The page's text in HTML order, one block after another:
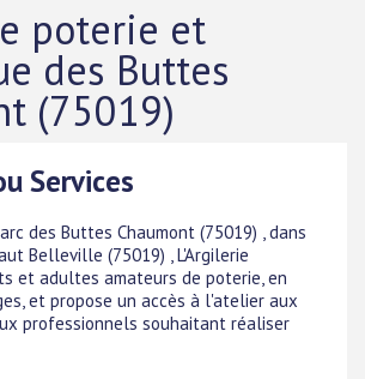
poterie et
des Buttes
(75019)
Services
des Buttes Chaumont (75019) , dans
Belleville (75019) , L'Argilerie
et adultes amateurs de poterie, en
et propose un accès à l'atelier aux
professionnels souhaitant réaliser